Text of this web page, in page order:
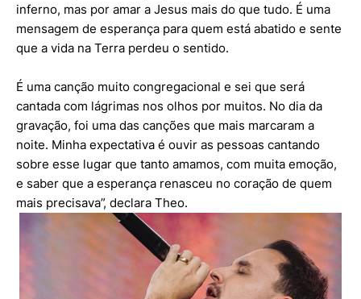
inferno, mas por amar a Jesus mais do que tudo. É uma
mensagem de esperança para quem está abatido e sente
que a vida na Terra perdeu o sentido.
É uma canção muito congregacional e sei que será
cantada com lágrimas nos olhos por muitos. No dia da
gravação, foi uma das canções que mais marcaram a
noite. Minha expectativa é ouvir as pessoas cantando
sobre esse lugar que tanto amamos, com muita emoção,
e saber que a esperança renasceu no coração de quem
mais precisava”, declara Theo.